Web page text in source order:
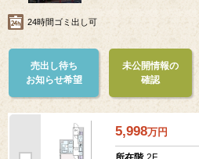
24時間ゴミ出し可
売出し待ち
お知らせ希望
未公開情報の
確認
5,998万円